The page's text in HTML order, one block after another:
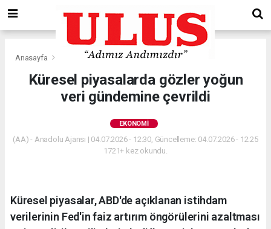
Anasayfa Ekonomi
Küresel piyasalarda gözler yoğun
veri gündemine çevrildi
EKONOMI
(AA) - Anadolu Ajansı | 04.07.2026 - 12:30, Güncelleme: 04.07.2026 - 12:25
1721+ kez okundu.
Küresel piyasalar, ABD'de açıklanan istihdam
verilerinin Fed'in faiz artırım öngörülerini azaltması